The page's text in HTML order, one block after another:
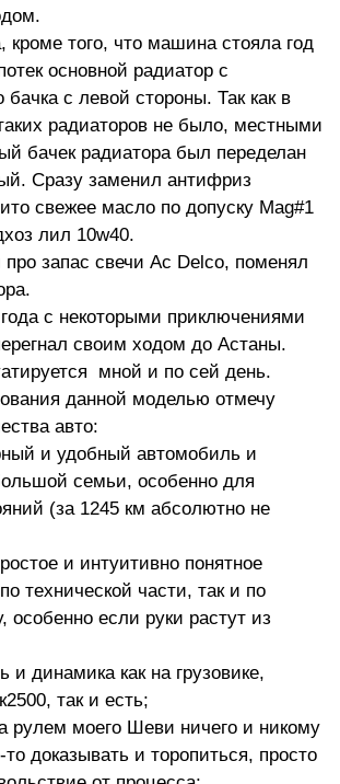
кроме того, что машина стояла год
основной радиатор с
бачка с левой стороны. Так как в
радиаторов не было, местными
бачек радиатора был переделан
Сразу заменил антифриз
свежее масло по допуску Mag#1
лил 10w40.
про запас свечи Ac Delco, поменял
с некоторыми приключениями
своим ходом до Астаны.
мной и по сей день.
данной моделью отмечу
авто:
и удобный автомобиль и
семьи, особенно для
(за 1245 км абсолютно не
и интуитивно понятное
технической части, так и по
особенно если руки растут из
и динамика как на грузовике,
так и есть;
рулем моего Шеви ничего и никому
то доказывать и торопиться, просто